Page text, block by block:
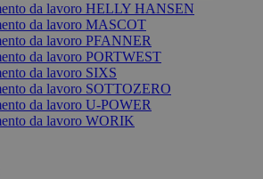
da lavoro HELLY HANSEN
da lavoro MASCOT
da lavoro PFANNER
da lavoro PORTWEST
da lavoro SIXS
da lavoro SOTTOZERO
da lavoro U-POWER
da lavoro WORIK